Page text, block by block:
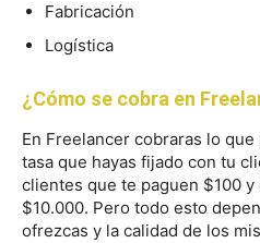
Fabricación
Logística
¿Cómo se cobra en
En Freelancer cobraras lo
tasa que hayas fijado con tu
clientes que te paguen $100
$10.000. Pero todo esto
ofrezcas y la calidad de los